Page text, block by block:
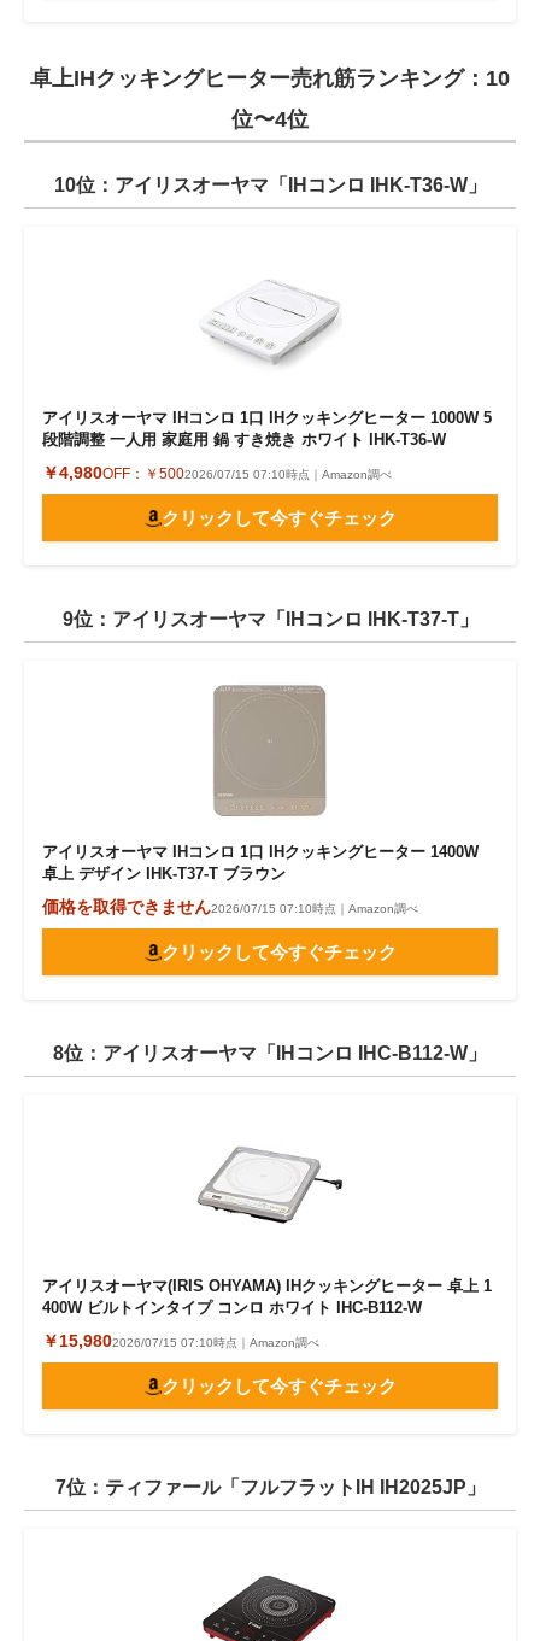
卓上IHクッキングヒーター売れ筋ランキング：10
位〜4位
10位：アイリスオーヤマ「IHコンロ IHK-T36-W」
アイリスオーヤマ IHコンロ 1口 IHクッキングヒーター 1000W 5
段階調整 一人用 家庭用 鍋 すき焼き ホワイト IHK-T36-W
￥4,980OFF： ￥5002026/07/15 07:10時点｜Amazon調べ
クリックして今すぐチェック
9位：アイリスオーヤマ「IHコンロ IHK-T37-T」
アイリスオーヤマ IHコンロ 1口 IHクッキングヒーター 1400W
卓上 デザイン IHK-T37-T ブラウン
価格を取得できません2026/07/15 07:10時点｜Amazon調べ
クリックして今すぐチェック
8位：アイリスオーヤマ「IHコンロ IHC-B112-W」
アイリスオーヤマ(IRIS OHYAMA) IHクッキングヒーター 卓上 1
400W ビルトインタイプ コンロ ホワイト IHC-B112-W
￥15,9802026/07/15 07:10時点｜Amazon調べ
クリックして今すぐチェック
7位：ティファール「フルフラットIH IH2025JP」